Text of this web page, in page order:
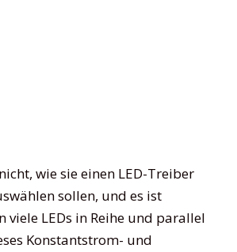
wie sie einen LED-Treiber
sollen, und es ist
viele LEDs in Reihe und parallel
Konstantstrom- und